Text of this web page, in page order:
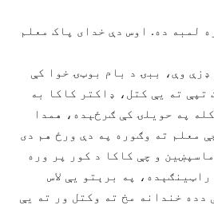
لمبه ده. اوس دې خدای پاک معلم
وې، ببۍ د بام بوټۍ خوا کې
تپې ته یې کتل، ډاکتر کاکا به
په حویلۍ کې ګرځېده، همدا
معلم ته وګوره په دې ورځ هم دی
و چې کاکا د کور پر وره
په برېتو یې لاس
دده خندانه مخ ته وکتل ور ته یې